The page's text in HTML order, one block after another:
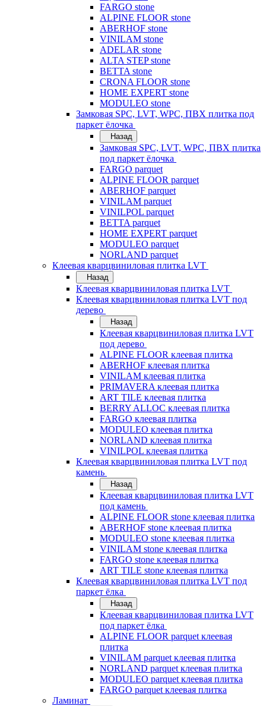
FARGO stone
ALPINE FLOOR stone
ABERHOF stone
VINILAM stone
ADELAR stone
ALTA STEP stone
BETTA stone
CRONA FLOOR stone
HOME EXPERT stone
MODULEO stone
Замковая SPC, LVT, WPC, ПВХ плитка под
паркет ёлочка
Назад
Замковая SPC, LVT, WPC, ПВХ плитка
под паркет ёлочка
FARGO parquet
ALPINE FLOOR parquet
ABERHOF parquet
VINILAM parquet
VINILPOL parquet
BETTA parquet
HOME EXPERT parquet
MODULEO parquet
NORLAND parquet
Клеевая кварцвиниловая плитка LVT
Назад
Клеевая кварцвиниловая плитка LVT
Клеевая кварцвиниловая плитка LVT под
дерево
Назад
Клеевая кварцвиниловая плитка LVT
под дерево
ALPINE FLOOR клеевая плитка
ABERHOF клеевая плитка
VINILAM клеевая плитка
PRIMAVERA клеевая плитка
ART TILE клеевая плитка
BERRY ALLOC клеевая плитка
FARGO клеевая плитка
MODULEO клеевая плитка
NORLAND клеевая плитка
VINILPOL клеевая плитка
Клеевая кварцвиниловая плитка LVT под
камень
Назад
Клеевая кварцвиниловая плитка LVT
под камень
ALPINE FLOOR stone клеевая плитка
ABERHOF stone клеевая плитка
MODULEO stone клеевая плитка
VINILAM stone клеевая плитка
FARGO stone клеевая плитка
ART TILE stone клеевая плитка
Клеевая кварцвиниловая плитка LVT под
паркет ёлка
Назад
Клеевая кварцвиниловая плитка LVT
под паркет ёлка
ALPINE FLOOR parquet клеевая
плитка
VINILAM parquet клеевая плитка
NORLAND parquet клеевая плитка
MODULEO parquet клеевая плитка
FARGO parquet клеевая плитка
Ламинат